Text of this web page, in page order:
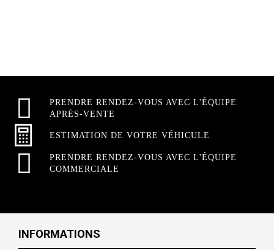
PRENDRE RENDEZ-VOUS AVEC L'ÉQUIPE
APRÈS-VENTE
ESTIMATION DE VOTRE VÉHICULE
PRENDRE RENDEZ-VOUS AVEC L'ÉQUIPE
COMMERCIALE
INFORMATIONS